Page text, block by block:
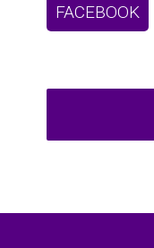
FACEBOOK